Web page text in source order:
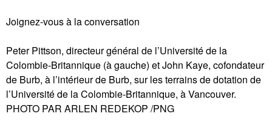
Joignez-vous à la conversation
Peter Pittson, directeur général de l’Université de la
Colombie-Britannique (à gauche) et John Kaye, cofondateur
de Burb, à l’intérieur de Burb, sur les terrains de dotation de
l’Université de la Colombie-Britannique, à Vancouver.
PHOTO PAR ARLEN REDEKOP /PNG